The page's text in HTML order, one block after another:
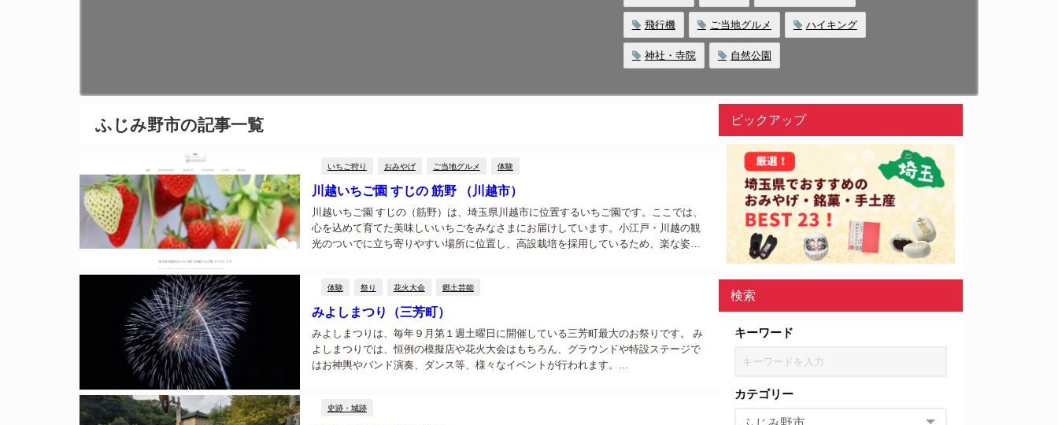
飛行機 ご当地グルメ ハイキング
神社・寺院 自然公園
ふじみ野市の記事一覧
いちご狩り おみやげ ご当地グルメ 体験
川越いちご園 すじの 筋野 （川越市）
川越いちご園 すじの（筋野）は、埼玉県川越市に位置するいちご園です。ここでは、
心を込めて育てた美味しいいちごをみなさまにお届けしています。小江戸・川越の観
光のついでに立ち寄りやすい場所に位置し、高設栽培を採用しているため、楽な姿勢
体験 祭り 花火大会 郷土芸能
みよしまつり（三芳町）
みよしまつりは、毎年９月第１週土曜日に開催している三芳町最大のお祭りです。 み
よしまつりでは、恒例の模擬店や花火大会はもちろん、グラウンドや特設ステージで
はお神輿やバンド演奏、ダンス等、様々なイベントが行われます。...
史跡・城跡
ピックアップ
検索
キーワード
カテゴリー